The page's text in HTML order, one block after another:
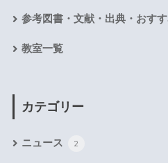
参考図書・文献・出典・おす
教室一覧
カテゴリー
ニュース 2